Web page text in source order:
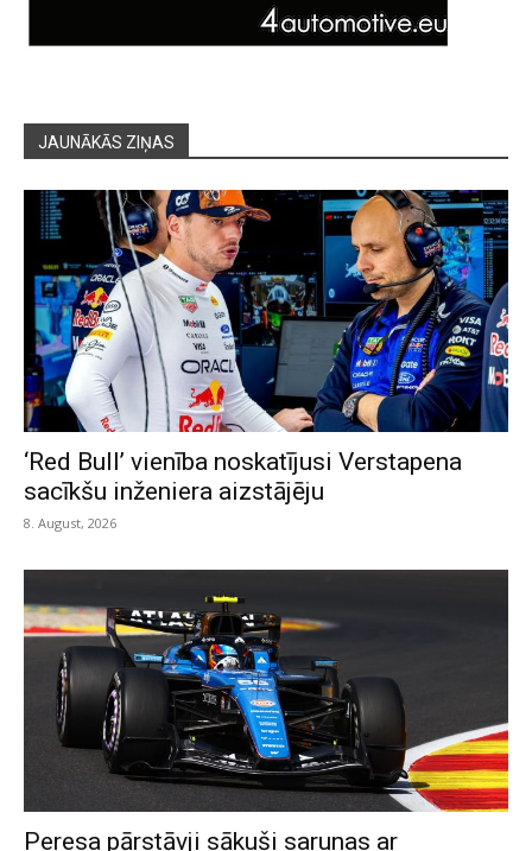
JAUNĀKĀS ZIŅAS
‘Red Bull’ vienība noskatījusi Verstapena
sacīkšu inženiera aizstājēju
8. August, 2026
Peresa pārstāvji sākuši sarunas ar